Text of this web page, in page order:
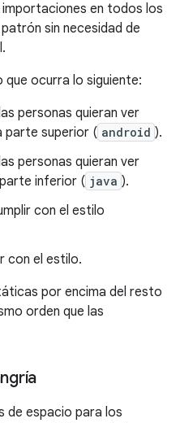
en todos los
sin necesidad de
ocurra lo siguiente:
personas quieran ver
parte superior ( android ).
personas quieran ver
inferior ( java ).
con el estilo
con el estilo.
por encima del resto
orden que las
de espacio para los